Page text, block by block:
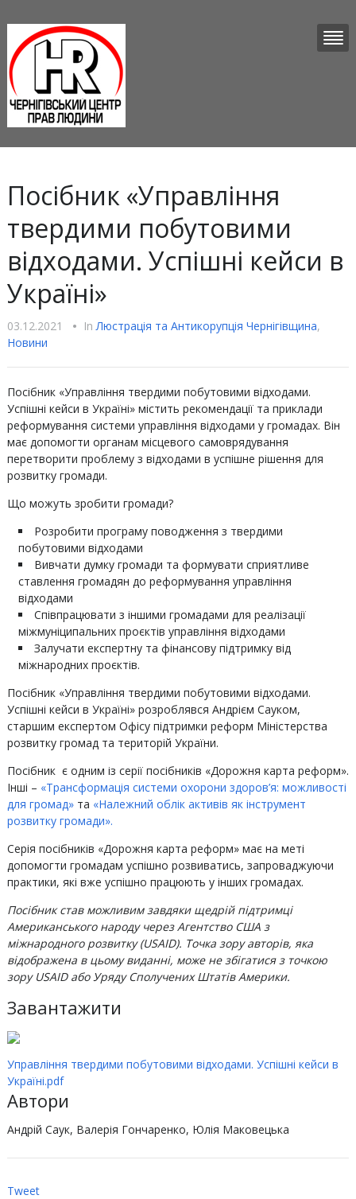
Посібник «Управління
твердими побутовими
відходами. Успішні кейси в
Україні»
03.12.2021 • InЛюстрацiя та Антикорупцiя Чернігівщина,
Новини
Посібник «Управління твердими побутовими відходами.
Успішні кейси в Україні» містить рекомендації та приклади
реформування системи управління відходами у громадах. Він
має допомогти органам місцевого самоврядування
перетворити проблему з відходами в успішне рішення для
розвитку громади.
Що можуть зробити громади?
Розробити програму поводження з твердими
побутовими відходами
Вивчати думку громади та формувати сприятливе
ставлення громадян до реформування управління
відходами
Співпрацювати з іншими громадами для реалізації
міжмуніципальних проєктів управління відходами
Залучати експертну та фінансову підтримку від
міжнародних проєктів.
Посібник «Управління твердими побутовими відходами.
Успішні кейси в Україні» розроблявся Андрієм Сауком,
старшим експертом Офісу підтримки реформ Міністерства
розвитку громад та територій України.
Посібник є одним із серії посібників «Дорожня карта реформ».
Інші – «Трансформація системи охорони здоров’я: можливості
для громад»та «Належний облік активів як інструмент
розвитку громади».
Серія посібників «Дорожня карта реформ» має на меті
допомогти громадам успішно розвиватись, запроваджуючи
практики, які вже успішно працюють у інших громадах.
Посібник став можливим завдяки щедрій підтримці
Американського народу через Агентство США з
міжнародного розвитку (USAID). Точка зору авторів, яка
відображена в цьому виданні, може не збігатися з точкою
зору USAID або Уряду Сполучених Штатів Америки.
Завантажити
Управління твердими побутовими відходами. Успішні кейси в
Україні.pdf
Автори
Андрій Саук, Валерія Гончаренко, Юлія Маковецька
Tweet